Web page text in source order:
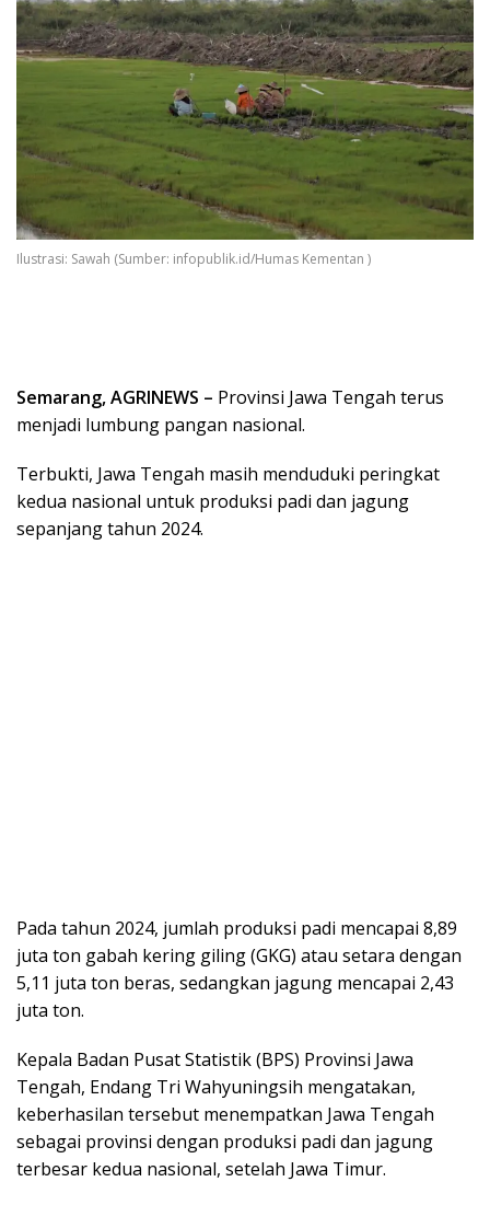
Ilustrasi: Sawah (Sumber: infopublik.id/Humas Kementan )
Semarang, AGRINEWS – Provinsi Jawa Tengah terus
menjadi lumbung pangan nasional.
Terbukti, Jawa Tengah masih menduduki peringkat
kedua nasional untuk produksi padi dan jagung
sepanjang tahun 2024.
Pada tahun 2024, jumlah produksi padi mencapai 8,89
juta ton gabah kering giling (GKG) atau setara dengan
5,11 juta ton beras, sedangkan jagung mencapai 2,43
juta ton.
Kepala Badan Pusat Statistik (BPS) Provinsi Jawa
Tengah, Endang Tri Wahyuningsih mengatakan,
keberhasilan tersebut menempatkan Jawa Tengah
sebagai provinsi dengan produksi padi dan jagung
terbesar kedua nasional, setelah Jawa Timur.